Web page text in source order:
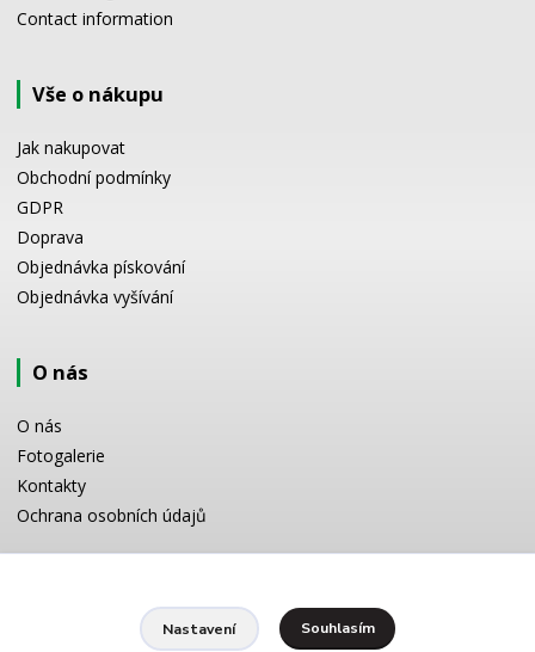
Contact information
Vše o nákupu
Jak nakupovat
Obchodní podmínky
GDPR
Doprava
Objednávka pískování
Objednávka vyšívání
O nás
O nás
Fotogalerie
Kontakty
Ochrana osobních údajů
Potřebujete poradit s výběrem? Neváhejte se zeptat:
Nastavení Souhlasím